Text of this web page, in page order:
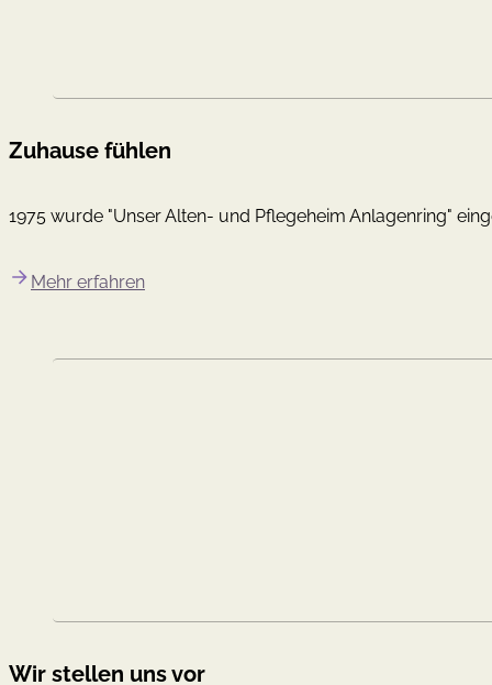
Zuhause fühlen
1975 wurde "Unser Alten- und Pflegeheim Anlagenring"
Mehr erfahren
Wir stellen uns vor